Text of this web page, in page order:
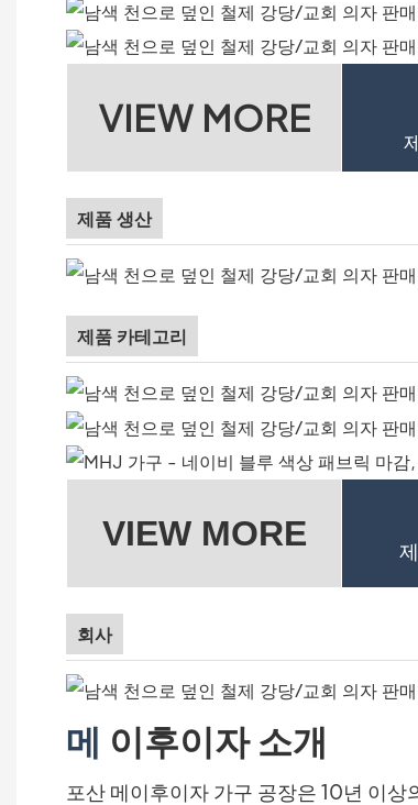
VIEW MORE
제품 생산
제품 카테고리
VIEW MORE
회사
메 이후이자 소개
포산 메이후이자 가구 공장은 10년 이